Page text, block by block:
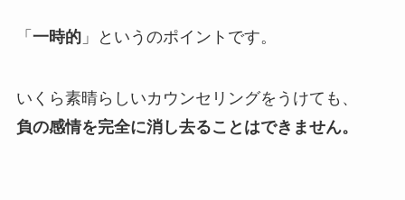
「 一時的」というのポイントです。
いくら素晴らしいカウンセリングをうけても、
負の感情を完全に消し去ることはできません。